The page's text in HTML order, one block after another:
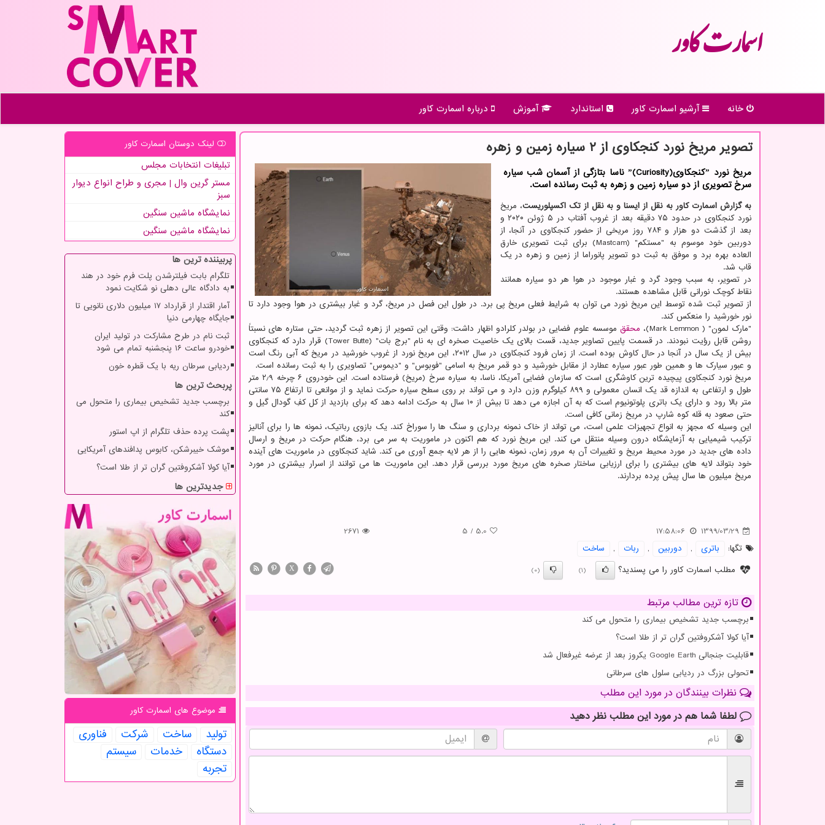
اسمارت كاور
خانه آرشیو اسمارت كاور استاندارد آموزش درباره اسمارت كاور
تصویر مریخ نورد كنجكاوی از ۲ سیاره زمین و زهره
مریخ نورد ˮكنجكاویˮ(Curiosity) ناسا بتازگی از آسمان شب سیاره
سرخ تصویری از دو سیاره زمین و زهره به ثبت رسانده است.
به گزارش اسمارت کاور به نقل از ایسنا و به نقل از تک اکسپلوریست، مریخ
نورد کنجکاوی در حدود ۷۵ دقیقه بعد از غروب آفتاب در ۵ ژوئن ۲۰۲۰ و
بعد از گذشت دو هزار و ۷۸۴ روز مریخی از حضور کنجکاوی در آنجا، از
دوربین خود موسوم به "مستکم" (Mastcam) برای ثبت تصویری خارق
العاده بهره برد و موفق به ثبت دو تصویر پانوراما از زمین و زهره در یک
قاب شد.
در تصویر، به سبب وجود گرد و غبار موجود در هوا هر دو سیاره همانند
نقاط کوچک نورانی قابل مشاهده هستند.
از تصویر ثبت شده توسط این مریخ نورد می توان به شرایط فعلی مریخ پی برد. در طول این فصل در مریخ، گرد و غبار بیشتری در هوا وجود دارد تا
نور خورشید را منعکس کند.
"مارک لمون" ( Mark Lemmon)،
محقق موسسه علوم فضایی در بولدر کلرادو اظهار داشت: وقتی این تصویر از زهره ثبت گردید، حتی ستاره های نسبتاً
روشن قابل رؤیت نبودند. در قسمت پایین تصاویر جدید، قست بالای یک خاصیت صخره ای به نام "برج بات" (Tower Butte) قرار دارد که کنجکاوی
بیش از یک سال در آنجا در حال کاوش بوده است. از زمان فرود کنجکاوی در سال ۲۰۱۲، این مریخ نورد از غروب خورشید در مریخ که آبی رنگ است
و عبور سیارک ها و همین طور عبور سیاره عطارد از مقابل خورشید و دو قمر مریخ به اسامی "فوبوس" و "دیموس" تصاویری را به ثبت رسانده است.
مریخ نورد کنجکاوی پیچیده ترین کاوشگری است که سازمان فضایی آمریکا، ناسا، به سیاره سرخ (مریخ) فرستاده است. این خودروی ۶ چرخه ۲٫۹ متر
طول و ارتفاعی به اندازه قد یک انسان معمولی و ۸۹۹ کیلوگرم وزن دارد و می تواند بر روی سطح سیاره حرکت نماید و از موانعی تا ارتفاع ۷۵ سانتی
متر بالا رود و دارای یک باتری پلوتونیوم است که به آن اجازه می دهد تا بیش از ۱۰ سال به حرکت ادامه دهد که برای بازدید از کل کفِ گودال گیل و
حتی صعود به قله کوه شارپ در مریخ زمانی کافی است.
این وسیله که مجهز به انواع تجهیزات علمی است، می تواند از خاک نمونه برداری و سنگ ها را سوراخ کند. یک بازوی رباتیک، نمونه ها را برای آنالیز
ترکیب شیمیایی به آزمایشگاه درون وسیله منتقل می کند. این مریخ نورد که هم اکنون در ماموریت به سر می برد، هنگام حرکت در مریخ و ارسال
داده های جدید در مورد محیط مریخ و تغییرات آن به مرور زمان، نمونه هایی را از هر لایه جمع آوری می کند. شاید کنجکاوی در ماموریت های آینده
خود بتواند لایه های بیشتری را برای ارزیابی ساختار صخره های مریخ مورد بررسی قرار دهد. این ماموریت ها می توانند از اسرار بیشتری در مورد
مریخ میلیون ها سال پیش پرده بردارند.
1399/03/29
17:58:06
5.0
/
5
2671
تگها:
باتری , دوربین , ربات ,
ساخت
مطلب اسمارت کاور را می پسندید؟
(1)
(0)
X
تازه ترین مطالب مرتبط
برچسب جدید تشخیص بیماری را متحول می کند
آیا کولا آشکروفتین گران تر از طلا است؟
قابلیت جنجالی Google Earth یکروز بعد از عرضه غیرفعال شد
تحولی بزرگ در ردیابی سلول های سرطانی
نظرات بینندگان در مورد این مطلب
لطفا شما هم در مورد این مطلب نظر دهید
لینک دوستان اسمارت كاور
تبلیغات انتخابات مجلس
مستر گرین وال | مجری و طراح انواع دیوار
سبز
نمایشگاه ماشین سنگین
نمایشگاه ماشین سنگین
پربیننده ترین ها
تلگرام بابت فیلترشدن پلت فرم خود در هند
به دادگاه عالی دهلی نو شکایت نمود
آمار اقتدار از قرارداد ۱۷ میلیون دلاری نانویی تا
جایگاه چهارمی دنیا
ثبت نام در طرح مشارکت در تولید ایران
خودرو ساعت ۱۶ پنجشنبه تمام می شود
ردیابی سرطان ریه با یک قطره خون
پربحث ترین ها
برچسب جدید تشخیص بیماری را متحول می
کند
پشت پرده حذف تلگرام از اپ استور
موشک خیبرشکن، کابوس پدافندهای آمریکایی
آیا کولا آشکروفتین گران تر از طلا است؟
جدیدترین ها
موضوع های اسمارت كاور
تولید ساخت شركت
فناوری
دستگاه
خدمات
سیستم
تجربه